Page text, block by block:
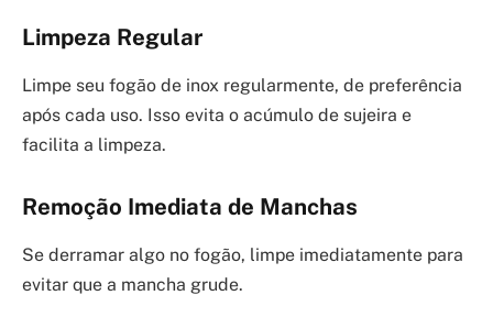
Limpeza Regular
Limpe seu fogão de inox regularmente, de preferência
após cada uso. Isso evita o acúmulo de sujeira e
facilita a limpeza.
Remoção Imediata de Manchas
Se derramar algo no fogão, limpe imediatamente para
evitar que a mancha grude.